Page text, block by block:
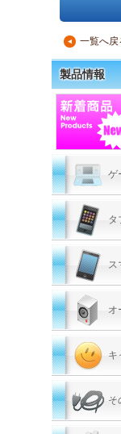
▲ 一覧へ戻
製品情報
ゲ
タ
ス
オ
キ
そ